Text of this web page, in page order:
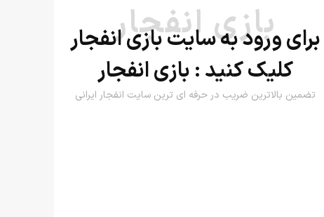
بازی انفجار
برای ورود به سایت بازی انفجار
کلیک کنید : بازی انفجار
تضمین بالاترین ضریب در حرفه ای ترین سایت انفجار ایرانی